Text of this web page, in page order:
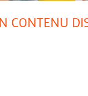
CONTENU